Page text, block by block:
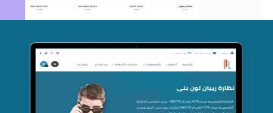
تصميم متجر اي كير